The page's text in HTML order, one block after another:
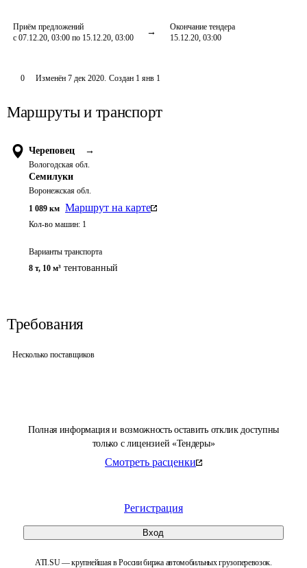
Приём предложений
с 07.12.20, 03:00 по 15.12.20, 03:00
Окончание тендера
15.12.20, 03:00
Полная информация и возможность оставить отклик доступны
только с лицензией «Тендеры»
Смотреть расценки
Регистрация
Вход
ATI.SU — крупнейшая в России биржа автомобильных грузоперевозок.
0 Изменён 7 дек 2020. Создан 1 янв 1
Маршруты и транспорт
Череповец →
Вологодская обл.
Семилуки
Воронежская обл.
1 089 км Маршрут на карте
Кол-во машин: 1
Варианты транспорта
8 т, 10 м³ тентованный
Требования
Несколько поставщиков